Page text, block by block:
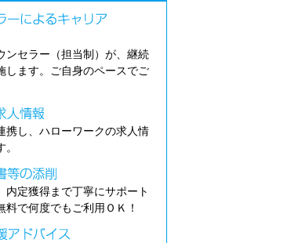
ンセラー（担当制）が、継続
します。ご自身のペースでご
携し、ハローワークの求人情
内定獲得まで丁寧にサポート
料で何度でもご利用ＯＫ！